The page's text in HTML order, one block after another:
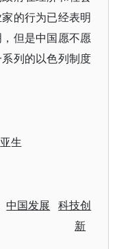
的行为已经表明
但是中国愿不愿
列的以色列制度
生
中国发展
科技创
新